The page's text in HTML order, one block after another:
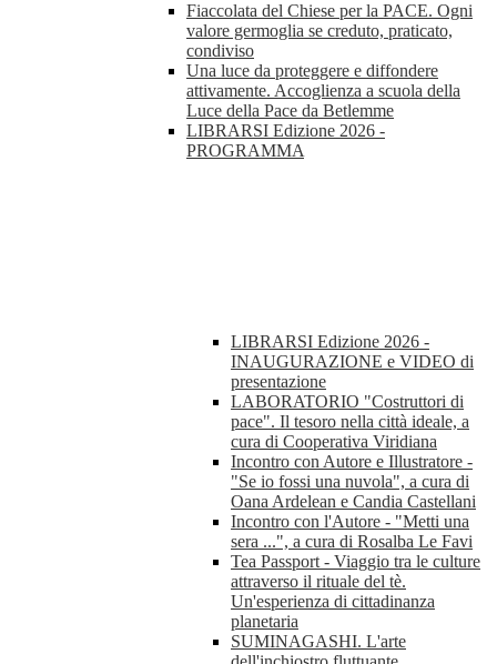
Fiaccolata del Chiese per la PACE. Ogni
valore germoglia se creduto, praticato,
condiviso
Una luce da proteggere e diffondere
attivamente. Accoglienza a scuola della
Luce della Pace da Betlemme
LIBRARSI Edizione 2026 -
PROGRAMMA
LIBRARSI Edizione 2026 -
INAUGURAZIONE e VIDEO di
presentazione
LABORATORIO "Costruttori di
pace". Il tesoro nella città ideale, a
cura di Cooperativa Viridiana
Incontro con Autore e Illustratore -
"Se io fossi una nuvola", a cura di
Oana Ardelean e Candia Castellani
Incontro con l'Autore - "Metti una
sera ...", a cura di Rosalba Le Favi
Tea Passport - Viaggio tra le culture
attraverso il rituale del tè.
Un'esperienza di cittadinanza
planetaria
SUMINAGASHI. L'arte